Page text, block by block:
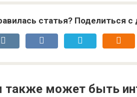
статья? Поделиться с
также может быть